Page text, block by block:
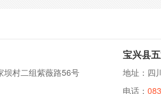
坝村二组紫薇路56号
宝兴县
地址：四
电话：